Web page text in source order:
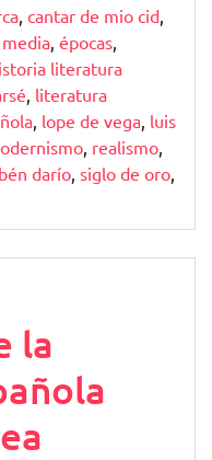
cantar de mio cid
épocas
literatura
literatura
lope de vega luis
realismo
darío siglo de oro
la